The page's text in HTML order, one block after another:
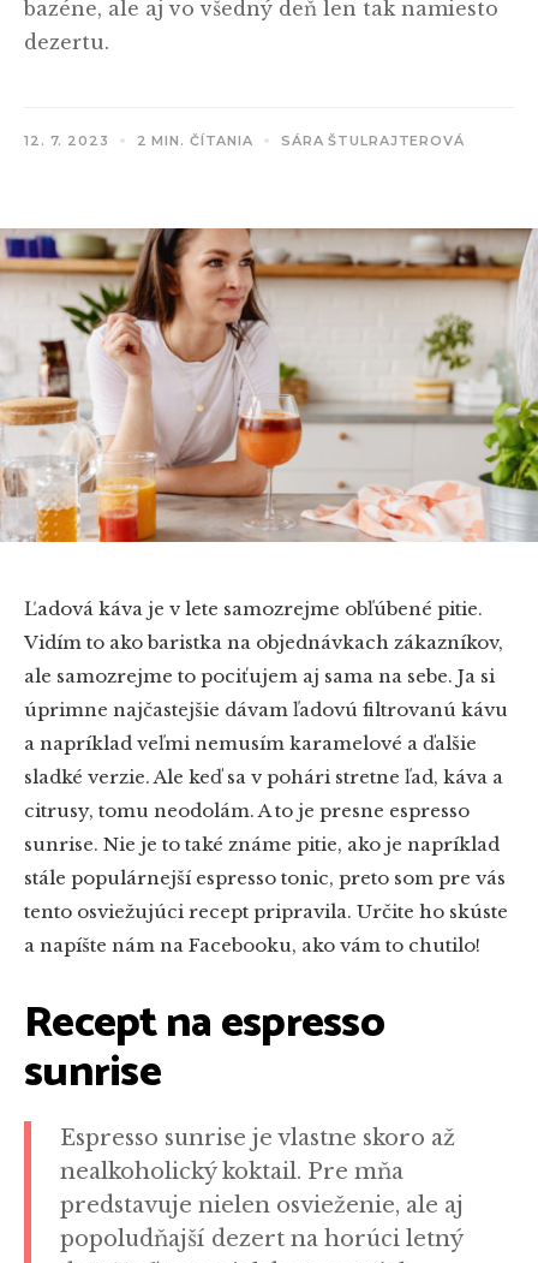
bazéne, ale aj vo všedný deň len tak namiesto
dezertu.
12. 7. 2023 2 MIN. ČÍTANIA SÁRA ŠTULRAJTEROVÁ
Ľadová káva je v lete samozrejme obľúbené pitie.
Vidím to ako baristka na objednávkach zákazníkov,
ale samozrejme to pociťujem aj sama na sebe. Ja si
úprimne najčastejšie dávam ľadovú filtrovanú kávu
a napríklad veľmi nemusím karamelové a ďalšie
sladké verzie. Ale keď sa v pohári stretne ľad, káva a
citrusy, tomu neodolám. A to je presne espresso
sunrise. Nie je to také známe pitie, ako je napríklad
stále populárnejší espresso tonic, preto som pre vás
tento osviežujúci recept pripravila. Určite ho skúste
a napíšte nám na Facebooku, ako vám to chutilo!
Recept na espresso
sunrise
Espresso sunrise je vlastne skoro až
nealkoholický koktail. Pre mňa
predstavuje nielen osvieženie, ale aj
popoludňajší dezert na horúci letný